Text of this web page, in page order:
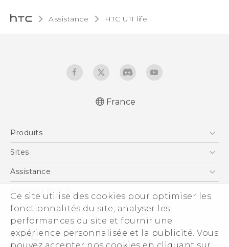
Ce site utilise des cookies pour optimiser les
fonctionnalités du site, analyser les
performances du site et fournir une
expérience personnalisée et la publicité. Vous
Assistance HTC U11 life‎
réglementation
English - Safety and regulatory guide
France
Produits
Smartphones
Vive
Accessoires
Sites
HTC Vive
HTC Pro
Assistance
eCommerce Support
À propos de HTC
ESG
Informations sur la société
Sécurité du produit